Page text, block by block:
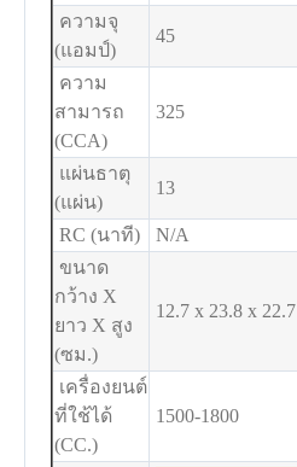
ความจุ
(แอมป์)
45
ความ
สามารถ
(CCA)
325
แผ่นธาตุ
(แผ่น)
13
RC (นาที)
N/A
ขนาด
กว้าง X
ยาว X สูง
(ซม.)
12.7 x 23.8 x 22.7
เครื่องยนต์
ที่ใช้ได้
(CC.)
1500-1800